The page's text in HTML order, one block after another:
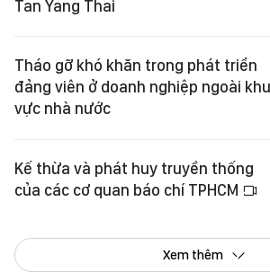
Tan Yang Thai
Tháo gỡ khó khăn trong phát triển
đảng viên ở doanh nghiệp ngoài khu
vực nhà nước
Kế thừa và phát huy truyền thống
của các cơ quan báo chí TPHCM
Xem thêm